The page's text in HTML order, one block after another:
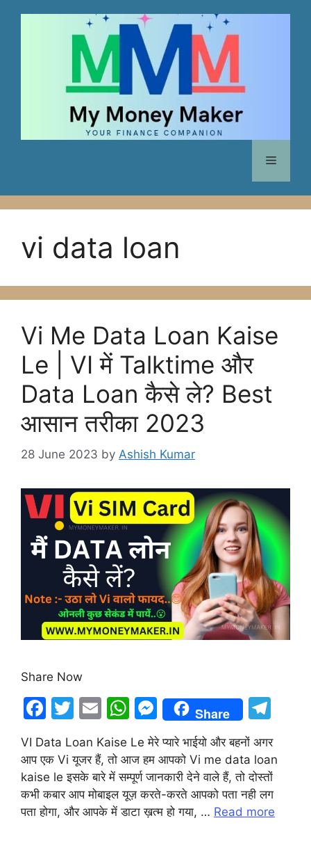
Menu
vi data loan
Vi Me Data Loan Kaise
Le | VI में Talktime और
Data Loan कैसे ले? Best
आसान तरीका 2023
28 June 2023 by Ashish Kumar
Share Now
F
c
e
b
o
T
itt
er
E
m
ai
l
W
h
at
s
A
p
M
e
s
s
e
n
Share
e
gr
a
m
VI Data Loan Kaise Le मेरे प्यारे भाईयो और बहनों अगर
आप एक Vi यूजर हैं, तो आज हम आपको Vi me data loan
kaise le इसके बारे में सम्पूर्ण जानकारी देने वाले हैं, तो दोस्तों
कभी कबार आप मोबाइल यूज़ करते-करते आपको पता नही लग
पता होगा, और आपके में डाटा ख़त्म हो गया, … Read more